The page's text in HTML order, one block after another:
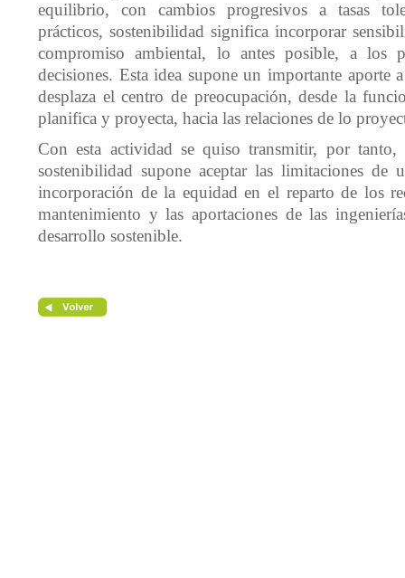
equilibrio, con cambios progresivos a tasas
prácticos, sostenibilidad significa incorporar
compromiso ambiental, lo antes posible, a los
decisiones. Esta idea supone un importante aporte
desplaza el centro de preocupación, desde la
planifica y proyecta, hacia las relaciones de lo
Con esta actividad se quiso transmitir, por
sostenibilidad supone aceptar las limitaciones
incorporación de la equidad en el reparto de los
mantenimiento y las aportaciones de las
desarrollo sostenible.